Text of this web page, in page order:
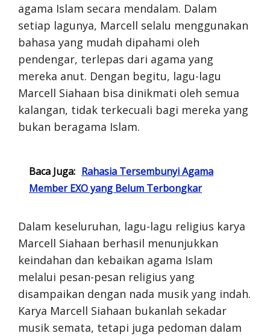
agama Islam secara mendalam. Dalam
setiap lagunya, Marcell selalu menggunakan
bahasa yang mudah dipahami oleh
pendengar, terlepas dari agama yang
mereka anut. Dengan begitu, lagu-lagu
Marcell Siahaan bisa dinikmati oleh semua
kalangan, tidak terkecuali bagi mereka yang
bukan beragama Islam.
Baca Juga: Rahasia Tersembunyi Agama
Member EXO yang Belum Terbongkar
Dalam keseluruhan, lagu-lagu religius karya
Marcell Siahaan berhasil menunjukkan
keindahan dan kebaikan agama Islam
melalui pesan-pesan religius yang
disampaikan dengan nada musik yang indah.
Karya Marcell Siahaan bukanlah sekadar
musik semata, tetapi juga pedoman dalam